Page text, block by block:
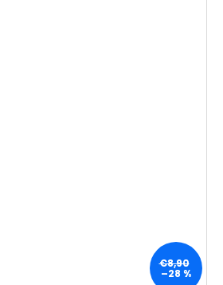
€8,90
–28 %